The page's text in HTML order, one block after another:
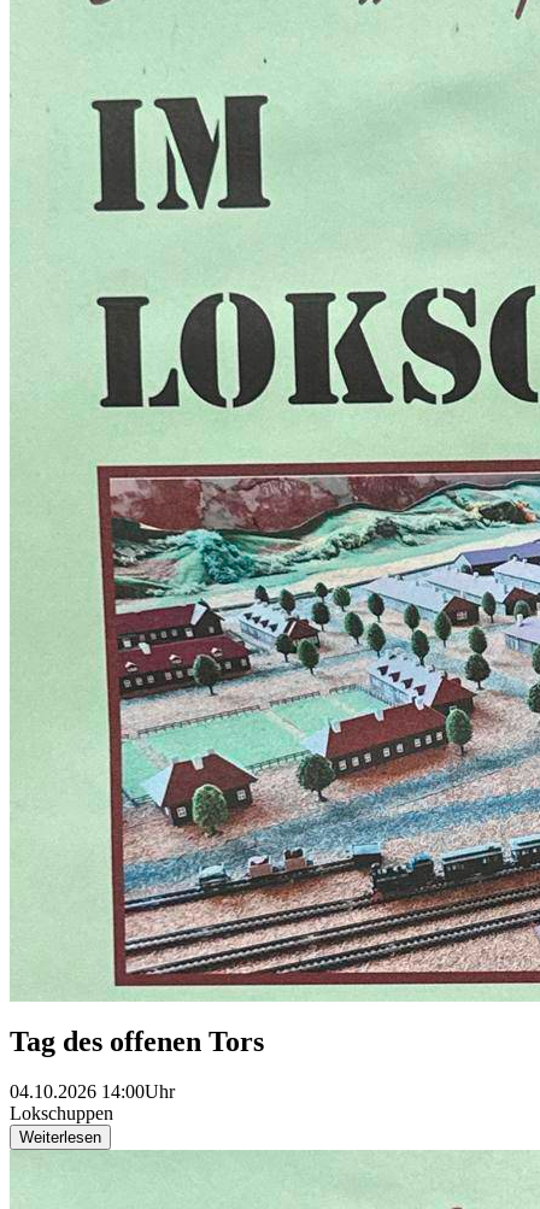
Tag des offenen Tors
04.10.2026 14:00Uhr
Lokschuppen
Weiterlesen